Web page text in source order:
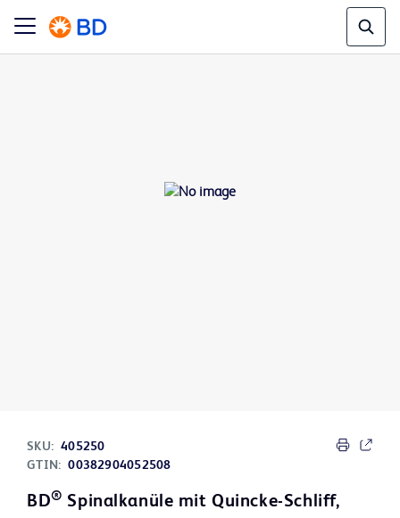
SKU: 405250
GTIN: 00382904052508
BD® Spinalkanüle mit Quincke-Schliff,